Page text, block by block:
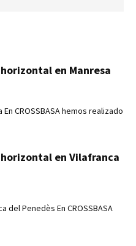
en Manresa
CROSSBASA hemos realizado
en Vilafranca
del Penedès En CROSSBASA